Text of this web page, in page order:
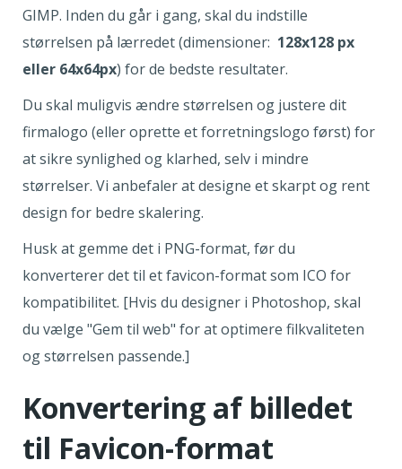
GIMP. Inden du går i gang, skal du indstille
størrelsen på lærredet (dimensioner: 128x128 px
eller 64x64px) for de bedste resultater.
Du skal muligvis ændre størrelsen og justere dit
firmalogo (eller oprette et forretningslogo først) for
at sikre synlighed og klarhed, selv i mindre
størrelser. Vi anbefaler at designe et skarpt og rent
design for bedre skalering.
Husk at gemme det i PNG-format, før du
konverterer det til et favicon-format som ICO for
kompatibilitet. [Hvis du designer i Photoshop, skal
du vælge "Gem til web" for at optimere filkvaliteten
og størrelsen passende.]
Konvertering af billedet
til Favicon-format